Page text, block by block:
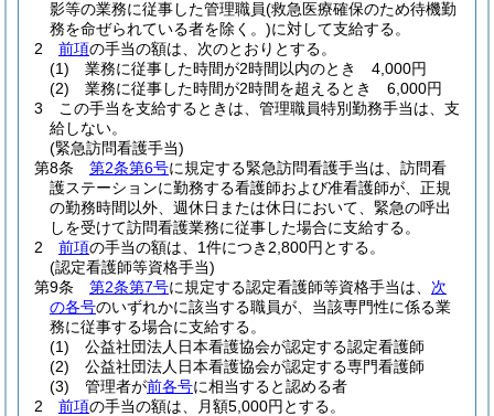
影等の業務に従事した管理職員(救急医療確保のため待機勤
務を命ぜられている者を除く。)に対して支給する。
2
前項の手当の額は、次のとおりとする。
(1)
業務に従事した時間が2時間以内のとき 4,000円
(2)
業務に従事した時間が2時間を超えるとき 6,000円
3
この手当を支給するときは、管理職員特別勤務手当は、支
給しない。
(緊急訪問看護手当)
第8条
第2条第6号に規定する緊急訪問看護手当は、訪問看
護ステーションに勤務する看護師および准看護師が、正規
の勤務時間以外、週休日または休日において、緊急の呼出
しを受けて訪問看護業務に従事した場合に支給する。
2
前項の手当の額は、1件につき2,800円とする。
(認定看護師等資格手当)
第9条
第2条第7号に規定する認定看護師等資格手当は、 次
の各号のいずれかに該当する職員が、当該専門性に係る業
務に従事する場合に支給する。
(1)
公益社団法人日本看護協会が認定する認定看護師
(2)
公益社団法人日本看護協会が認定する専門看護師
(3)
管理者が前各号に相当すると認める者
2
前項の手当の額は、月額5,000円とする。